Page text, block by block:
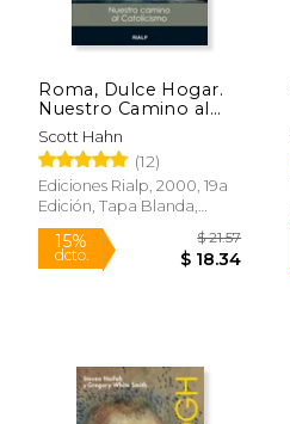
15%
dcto. $ 24.66
Roma, Dulce Hogar.
Nuestro Camino al
Catolicismo
Scott Hahn
(12)
Ediciones Rialp, 2000, 19a
Edición, Tapa Blanda,
Nuevo